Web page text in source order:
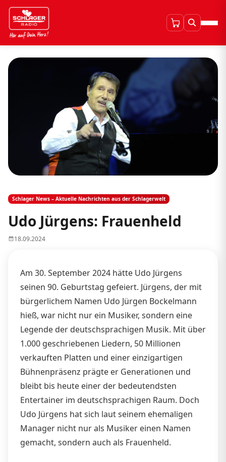
Schlager News – Aktuelle Nachrichten aus der Schlagerwelt
Udo Jürgens: Frauenheld
18.09.2024
Am 30. September 2024 hätte Udo Jürgens
seinen 90. Geburtstag gefeiert. Jürgens, der mit
bürgerlichem Namen Udo Jürgen Bockelmann
hieß, war nicht nur ein Musiker, sondern eine
Legende der deutschsprachigen Musik. Mit über
1.000 geschriebenen Liedern, 50 Millionen
verkauften Platten und einer einzigartigen
Bühnenpräsenz prägte er Generationen und
bleibt bis heute einer der bedeutendsten
Entertainer im deutschsprachigen Raum. Doch
Udo Jürgens hat sich laut seinem ehemaligen
Manager nicht nur als Musiker einen Namen
gemacht, sondern auch als Frauenheld.